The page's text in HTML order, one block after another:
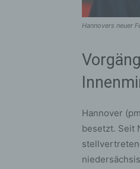
Hannovers neuer
Hannover
besetzt. Seit